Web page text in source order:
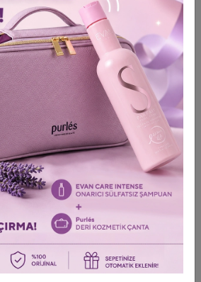
скорость их высыхания на 40-
Обеспечивает смягчение
волос. Увлажняет и питает
и раздраженную кожу головы.
самые ценные витамины и
Омега-3, 9 он питает волосы от
блеск тусклым волосам, оживляет
Восстанавливает, питает, укрепляет
появление трещин. Проникает в поры
более эластичными. Он действует
крем и предотвращает
он смягчает волосы, облегчает их
антиоксидантными свойствами
в нем витамину Е. Он удаляет
фолликулов, изношенных солнцем и
и восстанавливает пряди волос.